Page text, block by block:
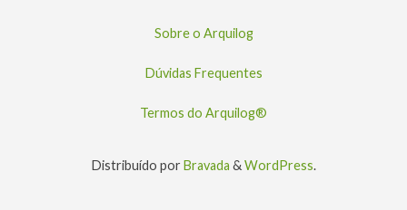
Sobre o Arquilog
Dúvidas Frequentes
Termos do Arquilog®
Distribuído por Bravada &WordPress.